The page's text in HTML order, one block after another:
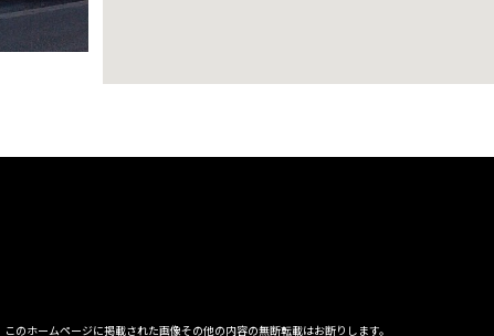
のホームページに掲載された画像その他の内容の無断転載はお断りします。